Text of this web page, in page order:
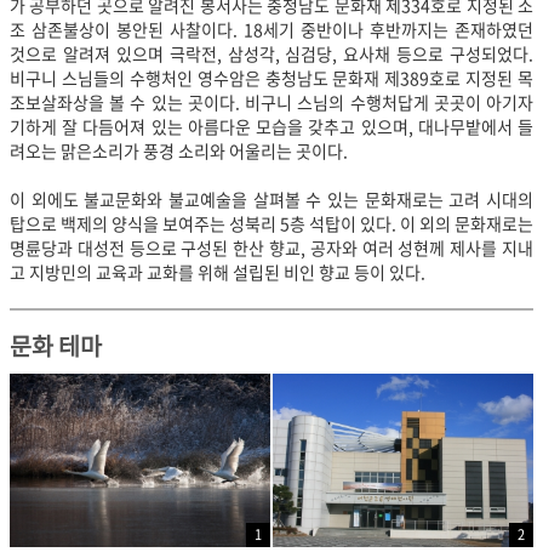
가 공부하던 곳으로 알려진 봉서사는 충청남도 문화재 제334호로 지정된 소
조 삼존불상이 봉안된 사찰이다. 18세기 중반이나 후반까지는 존재하였던
것으로 알려져 있으며 극락전, 삼성각, 심검당, 요사채 등으로 구성되었다.
비구니 스님들의 수행처인 영수암은 충청남도 문화재 제389호로 지정된 목
조보살좌상을 볼 수 있는 곳이다. 비구니 스님의 수행처답게 곳곳이 아기자
기하게 잘 다듬어져 있는 아름다운 모습을 갖추고 있으며, 대나무밭에서 들
려오는 맑은소리가 풍경 소리와 어울리는 곳이다.
이 외에도 불교문화와 불교예술을 살펴볼 수 있는 문화재로는 고려 시대의
탑으로 백제의 양식을 보여주는 성북리 5층 석탑이 있다. 이 외의 문화재로는
명륜당과 대성전 등으로 구성된 한산 향교, 공자와 여러 성현께 제사를 지내
고 지방민의 교육과 교화를 위해 설립된 비인 향교 등이 있다.
문화 테마
1
2